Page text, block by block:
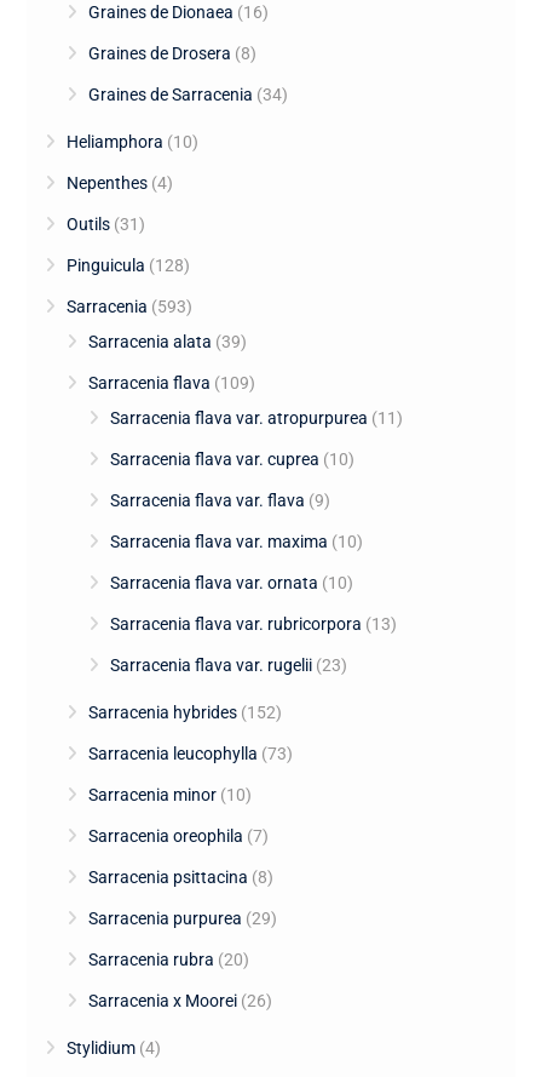
Graines de Dionaea (16)
Graines de Drosera (8)
Graines de Sarracenia (34)
Heliamphora (10)
Nepenthes (4)
Outils (31)
Pinguicula (128)
Sarracenia (593)
Sarracenia alata (39)
Sarracenia flava (109)
Sarracenia flava var. atropurpurea (11)
Sarracenia flava var. cuprea (10)
Sarracenia flava var. flava (9)
Sarracenia flava var. maxima (10)
Sarracenia flava var. ornata (10)
Sarracenia flava var. rubricorpora (13)
Sarracenia flava var. rugelii (23)
Sarracenia hybrides (152)
Sarracenia leucophylla (73)
Sarracenia minor (10)
Sarracenia oreophila (7)
Sarracenia psittacina (8)
Sarracenia purpurea (29)
Sarracenia rubra (20)
Sarracenia x Moorei (26)
Stylidium (4)